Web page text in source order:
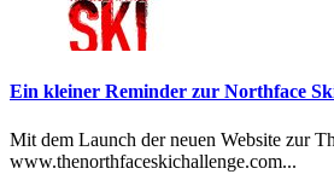
Ein kleiner Reminder zur Northface
Mit dem Launch der neuen Website zur
www.thenorthfaceskichallenge.com...